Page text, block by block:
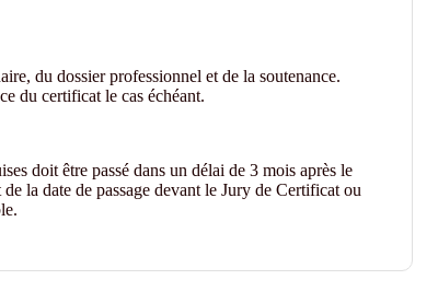
du dossier professionnel et de la soutenance.
du certificat le cas échéant.
doit être passé dans un délai de 3 mois après le
la date de passage devant le Jury de Certificat ou